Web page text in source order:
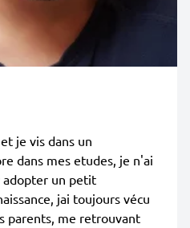
je vis dans un
dans mes etudes, je n'ai
adopter un petit
jai toujours vécu
parents, me retrouvant